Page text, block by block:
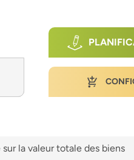
la valeur totale des biens